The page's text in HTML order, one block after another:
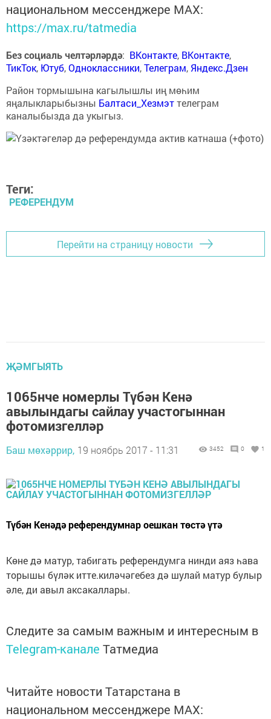
национальном мессенджере MАХ:
https://max.ru/tatmedia
Без социаль челтәрләрдә: ВКонтакте, ВКонтакте,
ТикТок, Ютуб,Одноклассники,Телеграм, Яндекс.Дзен
Район тормышына кагылышлы иң мөһим
яңалыкларыбызны Балтаси_Хезмэттелеграм
каналыбызда да укыгыз.
Теги:
РЕФЕРЕНДУМ
Перейти на страницу новости
ҖӘМГЫЯТЬ
1065нче номерлы Түбән Кенә
авылындагы сайлау участогыннан
фотомизгелләр
Баш мөхәррир, 19 ноябрь 2017 - 11:31 3452 0 1
Түбән Кенәдә референдумнар оешкан төстә үтә
Көне дә матур, табигать референдумга нинди аяз һава
торышы бүләк итте.киләчәгебез дә шулай матур булыр
әле, ди авыл аксакаллары.
Следите за самым важным и интересным в
Telegram-канале Татмедиа
Читайте новости Татарстана в
национальном мессенджере MАХ: